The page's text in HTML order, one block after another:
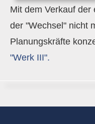
Mit dem Verkauf der
der "Wechsel" nicht
Planungskräfte
"Werk III".